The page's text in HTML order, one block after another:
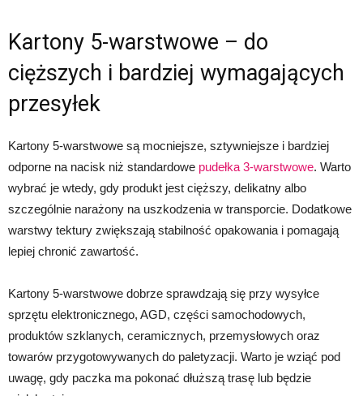
Kartony 5-warstwowe – do
cięższych i bardziej wymagających
przesyłek
Kartony 5-warstwowe są mocniejsze, sztywniejsze i bardziej
odporne na nacisk niż standardowe pudełka 3-warstwowe. Warto
wybrać je wtedy, gdy produkt jest cięższy, delikatny albo
szczególnie narażony na uszkodzenia w transporcie. Dodatkowe
warstwy tektury zwiększają stabilność opakowania i pomagają
lepiej chronić zawartość.
Kartony 5-warstwowe dobrze sprawdzają się przy wysyłce
sprzętu elektronicznego, AGD, części samochodowych,
produktów szklanych, ceramicznych, przemysłowych oraz
towarów przygotowywanych do paletyzacji. Warto je wziąć pod
uwagę, gdy paczka ma pokonać dłuższą trasę lub będzie